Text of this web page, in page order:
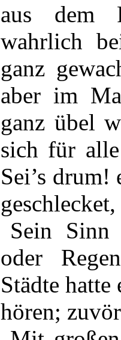
aus dem
wahrlich
ganz
aber im
ganz übel
sich für
Sei’s
Sein Sinn
oder
Städte
hören;